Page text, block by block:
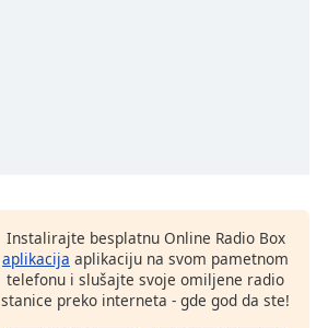
Instalirajte besplatnu Online Radio Box
aplikacija aplikaciju na svom pametnom
telefonu i slušajte svoje omiljene radio
stanice preko interneta - gde god da ste!